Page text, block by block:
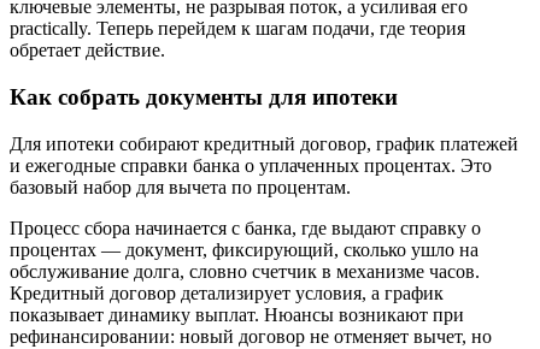
ключевые элементы, не разрывая поток, а усиливая его
practically. Теперь перейдем к шагам подачи, где теория
обретает действие.
Как собрать документы для ипотеки
Для ипотеки собирают кредитный договор, график платежей
и ежегодные справки банка о уплаченных процентах. Это
базовый набор для вычета по процентам.
Процесс сбора начинается с банка, где выдают справку о
процентах — документ, фиксирующий, сколько ушло на
обслуживание долга, словно счетчик в механизме часов.
Кредитный договор детализирует условия, а график
показывает динамику выплат. Нюансы возникают при
рефинансировании: новый договор не отменяет вычет, но